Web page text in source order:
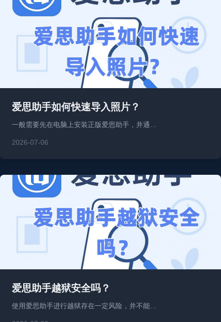
爱思助手如何快速导入照片？
一般需要先在电脑上安装正版爱思助手，并通…
2026-07-06
爱思助手越狱安全吗？
使用爱思助手进行越狱存在一定风险，并不能…